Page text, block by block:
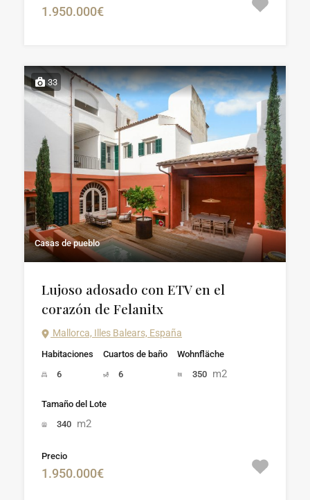
1.950.000€
33
Casas de pueblo
Lujoso adosado con ETV en el
corazón de Felanitx
Mallorca, Illes Balears, España
Habitaciones
6
Cuartos de baño
6
Wohnfläche
350 m2
Tamaño del Lote
340 m2
Precio
1.950.000€